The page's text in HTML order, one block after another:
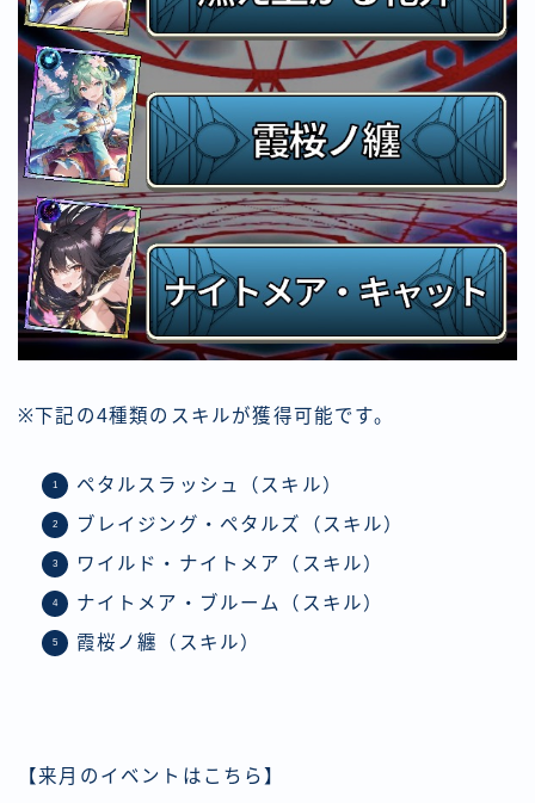
※下記の4種類のスキルが獲得可能です。
ペタルスラッシュ（スキル）
ブレイジング・ペタルズ（スキル）
ワイルド・ナイトメア（スキル）
ナイトメア・ブルーム（スキル）
霞桜ノ纏（スキル）
【来月のイベントはこちら】